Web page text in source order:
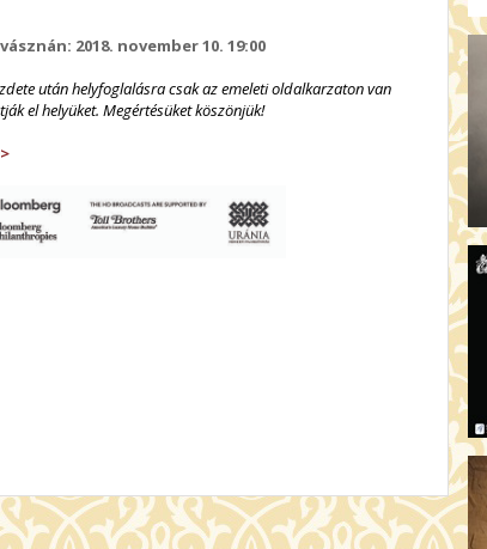
: 2018. november 10. 19:00
után helyfoglalásra csak az emeleti oldalkarzaton van
el helyüket. Megértésüket köszönjük!